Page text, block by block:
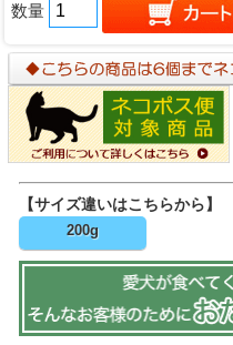
数量
【サイズ違いはこちらから】
200g